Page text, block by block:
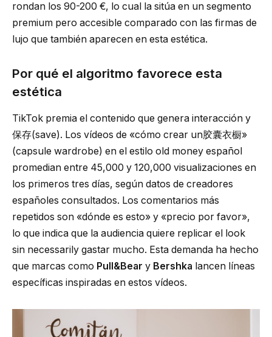
rondan los 90-200 €, lo cual la sitúa en un segmento
premium pero accesible comparado con las firmas de
lujo que también aparecen en esta estética.
Por qué el algoritmo favorece esta
estética
TikTok premia el contenido que genera interacción y
保存(save). Los vídeos de «cómo crear un胶囊衣橱»
(capsule wardrobe) en el estilo old money español
promedian entre 45,000 y 120,000 visualizaciones en
los primeros tres días, según datos de creadores
españoles consultados. Los comentarios más
repetidos son «dónde es esto» y «precio por favor»,
lo que indica que la audiencia quiere replicar el look
sin necessarily gastar mucho. Esta demanda ha hecho
que marcas como Pull&Bear y Bershka lancen líneas
específicas inspiradas en estos vídeos.